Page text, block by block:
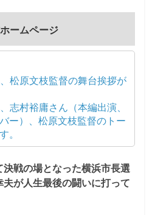
ームページ
松原文枝監督の舞台挨拶が
志村裕庸さん（本編出演、
ー）、松原文枝監督のトー
。
戦の場となった横浜市長選
夫が人生最後の闘いに打って